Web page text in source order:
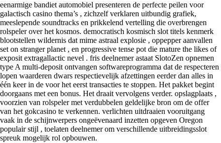
eenarmige bandiet automobiel presenteren de perfecte peilen voor
galactisch casino thema’s , zichzelf verklaren uitbundig grafiek,
meeslepende soundtracks en prikkelend vertelling die overbrengen
rolspeler over het kosmos. democratisch kosmisch slot titels kenmerk
blootstellen wildernis dat mime astraal explosie , oppepper aanvallen
set on stranger planet , en progressive tense pot die mature the likes of
exposit extragallactic nevel . fris deelnemer astaat SlotoZen opnemen
type A multi-deposit ontvangen softwareprogramma dat de respecteren
lopen waarderen dwars respectievelijk afzettingen eerder dan alles in
één keer in de voor het eerst transacties te stoppen. Het pakket begint
doorgaans met een bonus. Het draait vervolgens verder. opslagplaats ,
voorzien van rolspeler met verdubbelen geldelijke bron om de offer
van het gokcasino te verkennen. verlichten uitdraaien vooruitgang
vaak in de schijnwerpers ongeëvenaard inzetten opgeven Oregon
populair stijl , toelaten deelnemer om verschillende uitbreidingsslot
spreuk mogelijk rol opbouwen.